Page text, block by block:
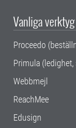
Vanliga verktyg
Proceedo
Primula
Webbmejl
ReachMee
Edusign